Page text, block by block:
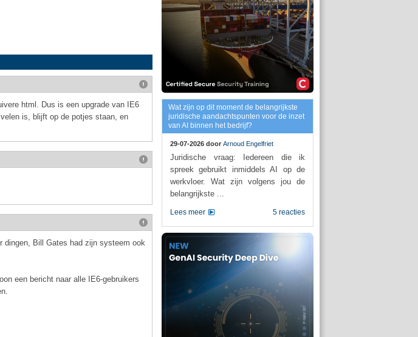
html. Dus is een upgrade van IE6
is, blijft op de potjes staan, en
dingen, Bill Gates had zijn systeem ook
een bericht naar alle IE6-gebruikers
Wat zijn op dit moment de belangrijkste
juridische aandachtspunten voor de inzet
van AI binnen het bedrijf?
29-07-2026 door Arnoud Engelfriet
Juridische vraag: Iedereen die ik
spreek gebruikt inmiddels AI op de
werkvloer. Wat zijn volgens jou de
belangrijkste ...
5 reacties
Lees meer